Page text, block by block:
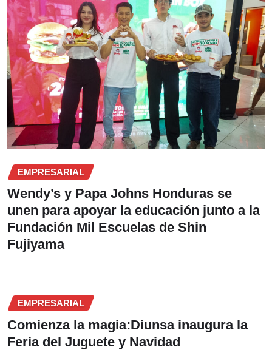
EMPRESARIAL
Wendy’s y Papa Johns Honduras se
unen para apoyar la educación junto a la
Fundación Mil Escuelas de Shin
Fujiyama
EMPRESARIAL
Comienza la magia:Diunsa inaugura la
Feria del Juguete y Navidad